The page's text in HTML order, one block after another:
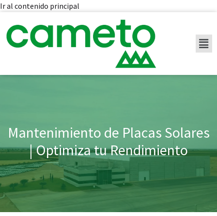
Ir al contenido principal
Mantenimiento de Placas Solares
| Optimiza tu Rendimiento